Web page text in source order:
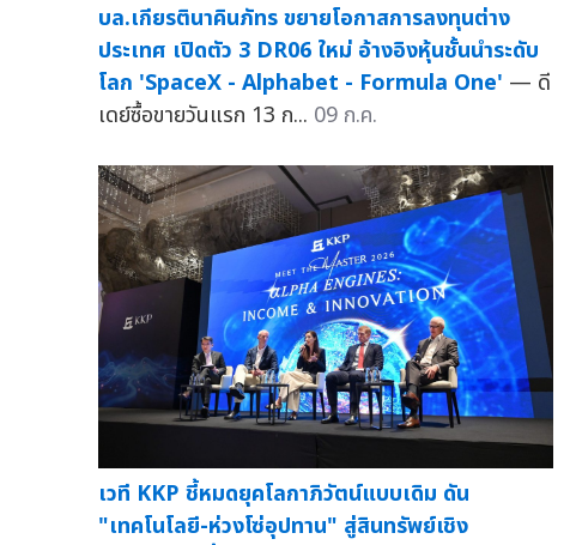
บล.เกียรตินาคินภัทร ขยายโอกาสการลงทุนต่าง
ประเทศ เปิดตัว 3 DR06 ใหม่ อ้างอิงหุ้นชั้นนำระดับ
โลก 'SpaceX - Alphabet - Formula One' — ดี
เดย์ซื้อขายวันแรก 13 ก... 09 ก.ค.
เวที KKP ชี้หมดยุคโลกาภิวัตน์แบบเดิม ดัน
"เทคโนโลยี-ห่วงโซ่อุปทาน" สู่สินทรัพย์เชิง